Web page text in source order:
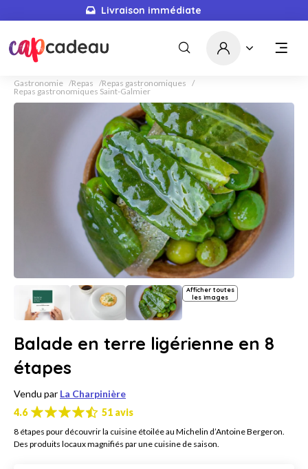
Livraison immédiate
Gastronomie Repas
Repas gastronomiques
Repas gastronomiques Saint-Galmier
Afficher toutes
les images
Balade en terre ligérienne en 8
étapes
Vendu par La Charpinière
4.6
51 avis
8 étapes pour découvrir la cuisine étoilée au Michelin d’Antoine Bergeron.
Des produits locaux magnifiés par une cuisine de saison.